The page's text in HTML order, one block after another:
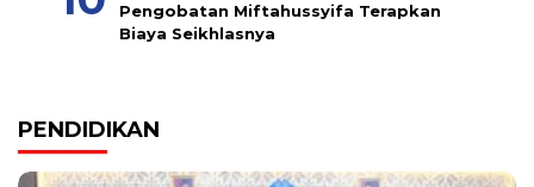
Pengobatan Miftahussyifa Terapkan
Biaya Seikhlasnya
PENDIDIKAN